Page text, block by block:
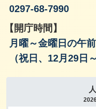
0297-68-7990
【開庁時間】
月曜～金曜日の午
（祝日、12月29日